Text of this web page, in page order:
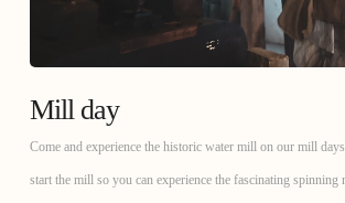
Mill day
Come and experience the historic water mill on our mill
start the mill so you can experience the fascinating spinning